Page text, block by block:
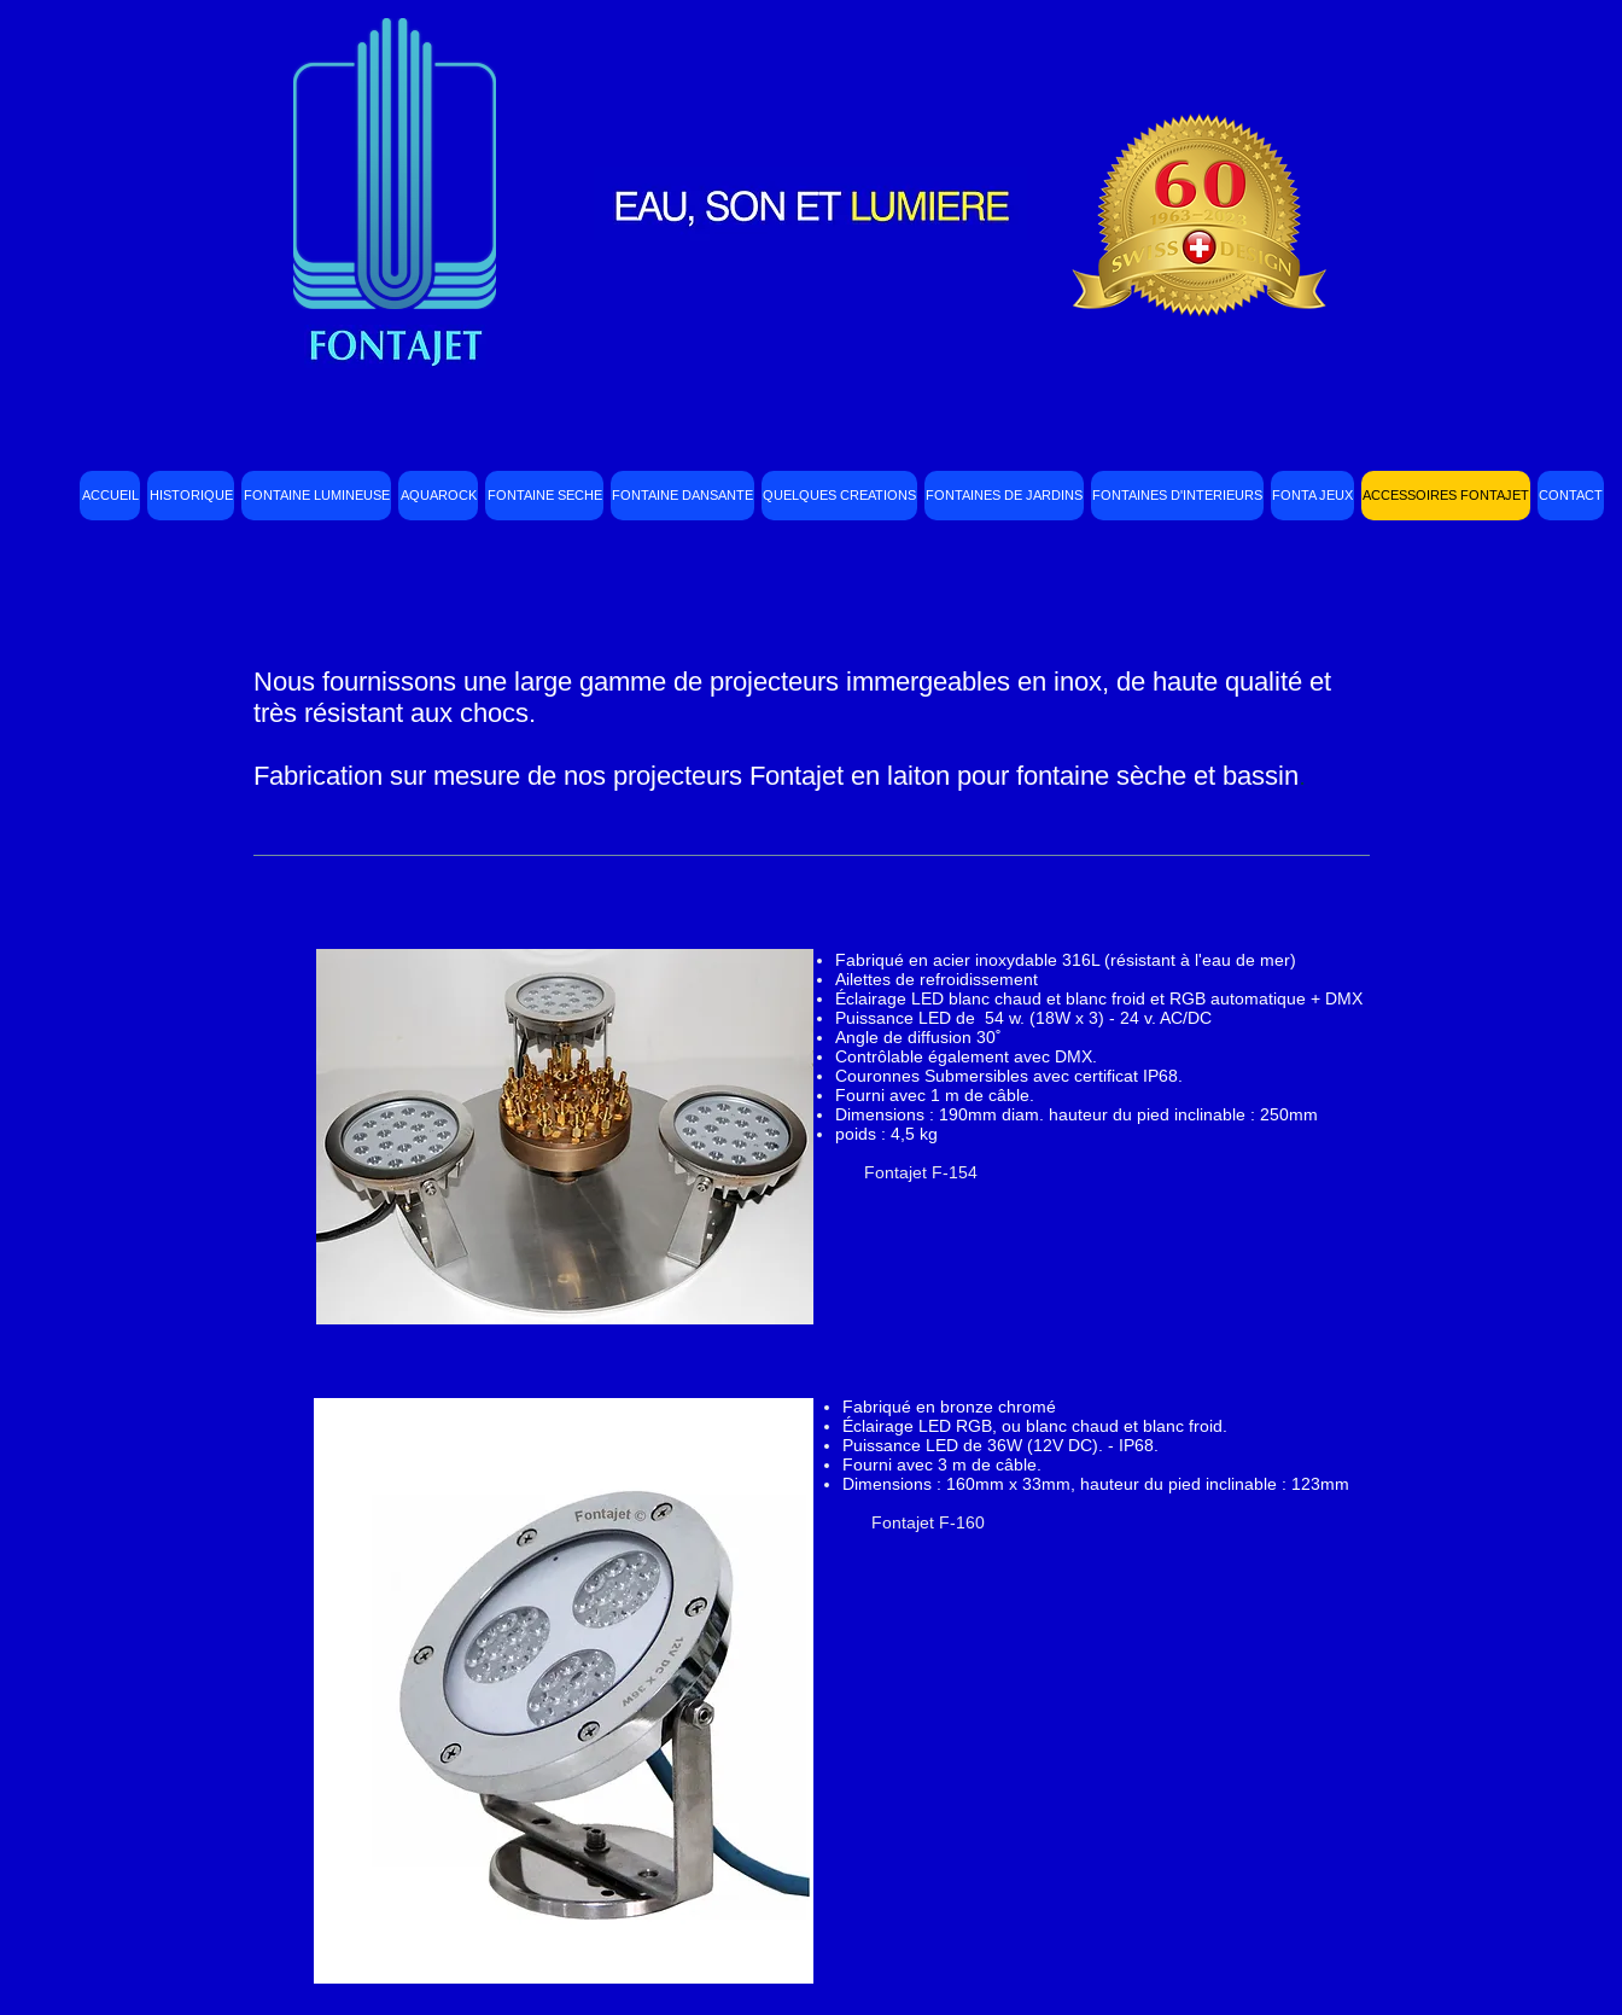
ACCUEIL HISTORIQUE FONTAINE LUMINEUSE AQUAROCK FONTAINE SECHE FONTAINE DANSANTE QUELQUES CREATIONS FONTAINES DE JARDINS FONTAINES D'INTERIEURS FONTA JEUX ACCESSOIRES FONTAJET CONTACT
Nous fournissons une large gamme de projecteurs immergeables en inox, de haute qualité et
très résistant aux chocs.
Fabrication sur mesure de nos projecteurs Fontajet en laiton pour fontaine sèche et bassin.
Fabriqué en acier inoxydable 316L (résistant à l'eau de mer)
Ailettes de refroidissement
Éclairage LED blanc chaud et blanc froid et RGB automatique + DMX
Puissance LED de 54 w. (18W x 3) - 24 v. AC/DC
Angle de diffusion 30˚
Contrôlable également avec DMX.
Couronnes Submersibles avec certificat IP68.
Fourni avec 1 m de câble.
Dimensions : 190mm diam. hauteur du pied inclinable : 250mm
poids : 4,5 kg
Fontajet F-154
Fabriqué en bronze chromé
Éclairage LED RGB, ou blanc chaud et blanc froid.
Puissance LED de 36W (12V DC). - IP68.
Fourni avec 3 m de câble.
Dimensions : 160mm x 33mm, hauteur du pied inclinable : 123mm
Fontajet F-160